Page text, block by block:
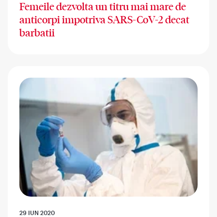
Femeile dezvolta un titru mai mare de
anticorpi impotriva SARS-CoV-2 decat
barbatii
29 IUN 2020